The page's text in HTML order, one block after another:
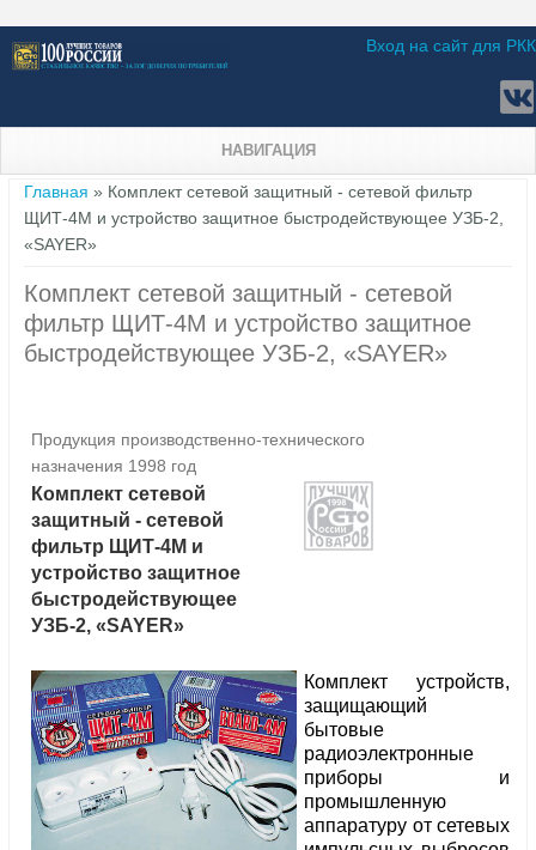
Вход на сайт для РКК
НАВИГАЦИЯ
Вы здесь
Главная » Комплект сетевой защитный - сетевой фильтр
ЩИТ-4М и устройство защитное быстродействующее УЗБ-2,
«SAYER»
Комплект сетевой защитный - сетевой
фильтр ЩИТ-4М и устройство защитное
быстродействующее УЗБ-2, «SAYER»
Продукция производственно-технического
назначения 1998 год
Комплект сетевой
защитный - сетевой
фильтр ЩИТ-4М и
устройство защитное
быстродействующее
УЗБ-2, «SAYER»
Комплект устройств,
защищающий
бытовые
радиоэлектронные
приборы и
промышленную
аппаратуру от сетевых